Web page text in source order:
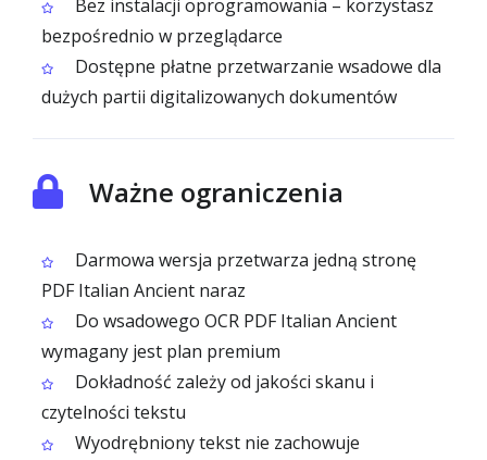
Bez instalacji oprogramowania – korzystasz
bezpośrednio w przeglądarce
Dostępne płatne przetwarzanie wsadowe dla
dużych partii digitalizowanych dokumentów
Ważne ograniczenia
Darmowa wersja przetwarza jedną stronę
PDF Italian Ancient naraz
Do wsadowego OCR PDF Italian Ancient
wymagany jest plan premium
Dokładność zależy od jakości skanu i
czytelności tekstu
Wyodrębniony tekst nie zachowuje